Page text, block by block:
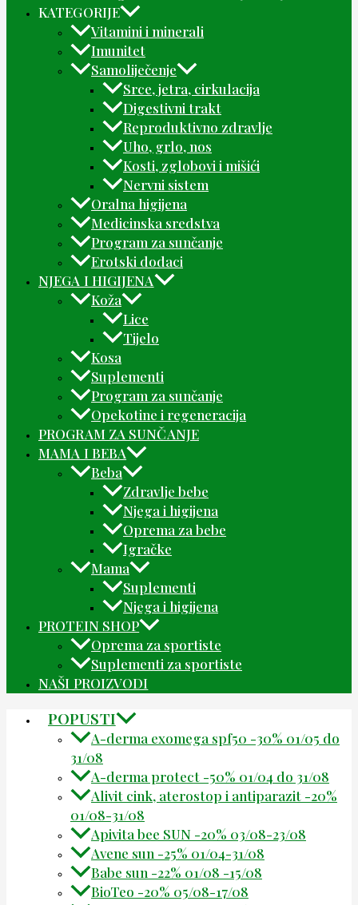
KATEGORIJE
Vitamini i minerali
Imunitet
Samoliječenje
Srce, jetra, cirkulacija
Digestivni trakt
Reproduktivno zdravlje
Uho, grlo, nos
Kosti, zglobovi i mišići
Nervni sistem
Oralna higijena
Medicinska sredstva
Program za sunčanje
Erotski dodaci
NJEGA I HIGIJENA
Koža
Lice
Tijelo
Kosa
Suplementi
Program za sunčanje
Opekotine i regeneracija
PROGRAM ZA SUNČANJE
MAMA I BEBA
Beba
Zdravlje bebe
Njega i higijena
Oprema za bebe
Igračke
Mama
Suplementi
Njega i higijena
PROTEIN SHOP
Oprema za sportiste
Suplementi za sportiste
NAŠI PROIZVODI
POPUSTI
A-derma exomega spf50 -30% 01/05 do
31/08
A-derma protect -50% 01/04 do 31/08
Alivit cink, aterostop i antiparazit -20%
01/08-31/08
Apivita bee SUN -20% 03/08-23/08
Avene sun -25% 01/04-31/08
Babe sun -22% 01/08 -15/08
BioTeo -20% 05/08-17/08